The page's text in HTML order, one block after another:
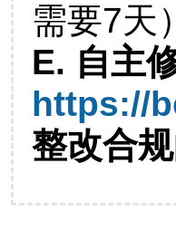
需要7天
E. 自主
https://
整改合